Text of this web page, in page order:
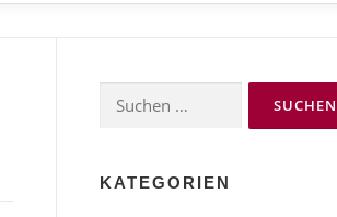
Suchen
nach:
KATEGORIEN